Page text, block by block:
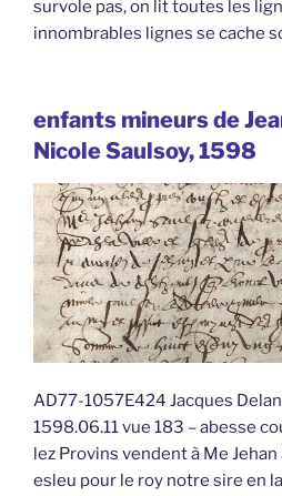
survole pas, on lit toutes les
innombrables lignes se cache
enfants mineurs de
Nicole Saulsoy, 1598
AD77-1057E424 Jacques
1598.06.11 vue 183 – abesse
lez Provins vendent à Me
esleu pour le roy notre sire en